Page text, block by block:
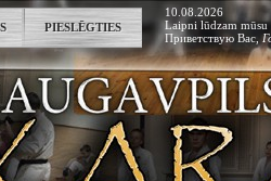
PIESLĒGTIES
10.08.2026
Laipni lūdzam mūsu
Приветствую Вас ,